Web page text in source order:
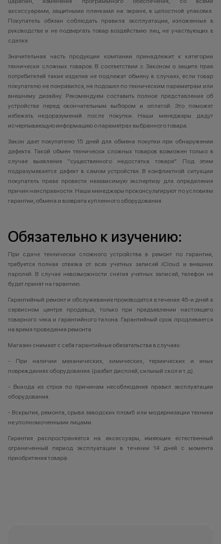
аксессуарами, защитными пленками на экране, в целостной упаковке.
Покупатель обязан соблюдать правила эксплуатации, изложенные в
руководстве и не подвергать товар воздействию лиц, не участвующих в
сделке.
Значительная часть продукции компании принадлежит к категории
технически сложных товаров. В соответствии с Законом о защите прав
потребителей такие изделия не подлежат обмену в случаях, если товар
покупателю не понравился, не подошел по техническим параметрам или
внешнему дизайну. Рекомендуем составить полное представление об
устройстве перед окончательным выбором и оплатой. Это поможет
избежать недоразумений после покупки. Наши менеджеры дадут
исчерпывающую информацию о параметрах выбранного товара.
Закон дает покупателю 15 дней для обмена покупки при обнаружении
дефекта. Такой обмен технически сложных товаров возможен только в
случае выявления "существенного недостатка товара". Под этим
подразумевается дефект в самом устройстве. В конфликтной ситуации
покупатель праве провести независимую экспертизу для определения
причин неисправности. Наши менеджеры проконсультируют по условиям
гарантии, обмена и возврата купленного оборудования.
Обязательно к изучению:
При сдаче технически сложного устройства в ремонт по гарантии,
требуется полная отвязка от всех учетных записей iCloud и внешних
паролей. В случае невозможности снятия учетных записей, телефон не
будет принят на гарантию.
Гарантийный ремонт и обслуживание производятся в течение 45-и дней в
сервисном центре продавца, только при предъявлении настоящего
товарного чека и гарантийного талона. Гарантийный срок продлевается
на время проведения ремонта.
Магазин снимает с себя гарантийные обязательства в случаях:
- При наличии механических, химических, термических и иных
повреждениях оборудования. (разбит дисплей, сильный скол и т.д).
- Выхода из строя по причинам несоблюдения правил эксплуатации
оборудования.
- Вскрытия, ремонта, срыва заводских пломб или модернизации техники
не уполномоченными лицами.
Гарантия распространяется на аксессуары, имеющие естественный
ограниченный период эксплуатации в течении 14 дней с момента
приобретения товара.